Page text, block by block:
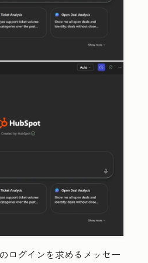
ログインを求めるメッセー